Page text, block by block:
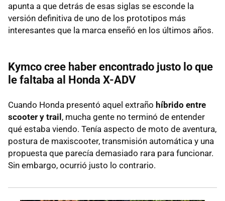
apunta a que detrás de esas siglas se esconde la
versión definitiva de uno de los prototipos más
interesantes que la marca enseñó en los últimos años.
Kymco cree haber encontrado justo lo que
le faltaba al Honda X-ADV
Cuando Honda presentó aquel extraño híbrido entre
scooter y trail , mucha gente no terminó de entender
qué estaba viendo. Tenía aspecto de moto de aventura,
postura de maxiscooter, transmisión automática y una
propuesta que parecía demasiado rara para funcionar.
Sin embargo, ocurrió justo lo contrario.